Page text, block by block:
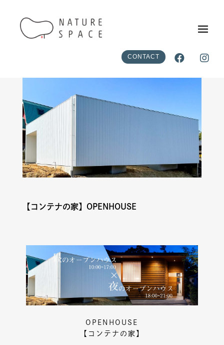
CONTACT  
【コンテナの家】OPENHOUSE
OPENHOUSE
【コンテナの家】